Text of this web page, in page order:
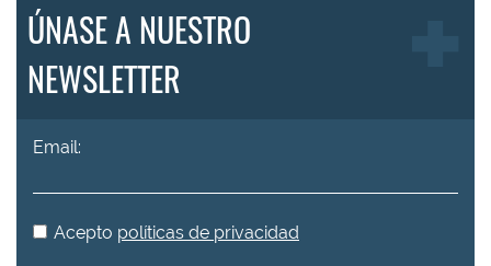
ÚNASE A NUESTRO
NEWSLETTER
Email:
Acepto políticas de privacidad